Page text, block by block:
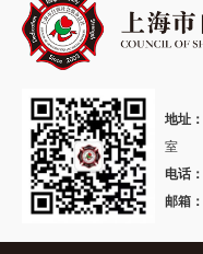
地址：
室
电话：
邮箱：